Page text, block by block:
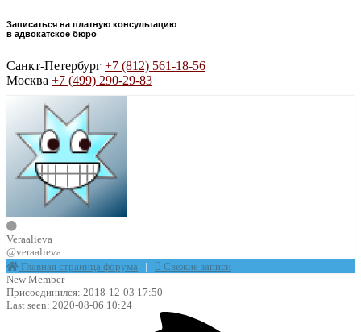
Записаться на платную консультацию
в адвокатское бюро
Санкт-Петербург +7 (812) 561-18-56
Москва +7 (499) 290-29-83
Veraalieva
@veraalieva
Главная страница форума |
Свежие записи
New Member
Присоединился: 2018-12-03 17:50
Last seen: 2020-08-06 10:24